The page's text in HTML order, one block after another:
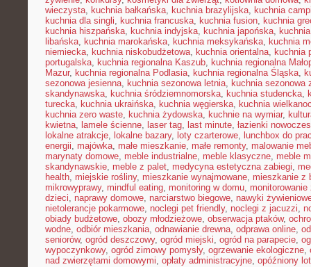
wieczysta, kuchnia bałkańska, kuchnia brazylijska, kuchnia
kuchnia dla singli, kuchnia francuska, kuchnia fusion, kuchnia
kuchnia hiszpańska, kuchnia indyjska, kuchnia japońska,
libańska, kuchnia marokańska, kuchnia meksykańska, kuchnia
niemiecka, kuchnia niskobudżetowa, kuchnia orientalna, kuchnia
portugalska, kuchnia regionalna Kaszub, kuchnia regionalna
Mazur, kuchnia regionalna Podlasia, kuchnia regionalna Śląska,
sezonowa jesienna, kuchnia sezonowa letnia, kuchnia sezonowa
skandynawska, kuchnia śródziemnomorska, kuchnia studencka,
turecka, kuchnia ukraińska, kuchnia węgierska, kuchnia
kuchnia zero waste, kuchnia żydowska, kuchnie na wymiar,
kwietna, lamele ścienne, laser tag, last minute, łazienki
lokalne atrakcje, lokalne bazary, loty czarterowe, lunchbox do
energii, majówka, małe mieszkanie, małe remonty, malowanie
marynaty domowe, meble industrialne, meble klasyczne, meble
skandynawskie, meble z palet, medycyna estetyczna zabiegi,
health, miejskie rośliny, mieszkanie wynajmowane, mieszkanie z
mikrowyprawy, mindful eating, monitoring w domu, monitorowanie
dzieci, naprawy domowe, narciarstwo biegowe, nawyki
nietolerancje pokarmowe, noclegi pet friendly, noclegi z jacuzzi,
obiady budżetowe, obozy młodzieżowe, obserwacja ptaków,
wodne, odbiór mieszkania, odnawianie drewna, odprawa online,
seniorów, ogród deszczowy, ogród miejski, ogród na parapecie,
wypoczynkowy, ogród zimowy pomysły, ogrzewanie ekologiczne,
nad zwierzętami domowymi, opłaty administracyjne, opóźniony lot